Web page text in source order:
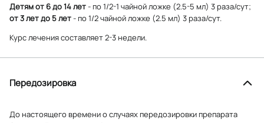
Детям от 6 до 14 лет- по 1/2-1 чайной ложке (2.5-5 мл) 3 раза/сут;
от 3 лет до 5 лет- по 1/2 чайной ложке (2.5 мл) 3 раза/сут.
Курс лечения составляет 2-3 недели.
Передозировка
До настоящего времени о случаях передозировки препарата